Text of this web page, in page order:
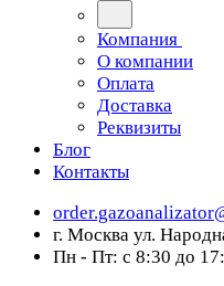
Компания
О компании
Оплата
Доставка
Реквизиты
Блог
Контакты
г. Москва ул.
Пн - Пт: с 8:30 до